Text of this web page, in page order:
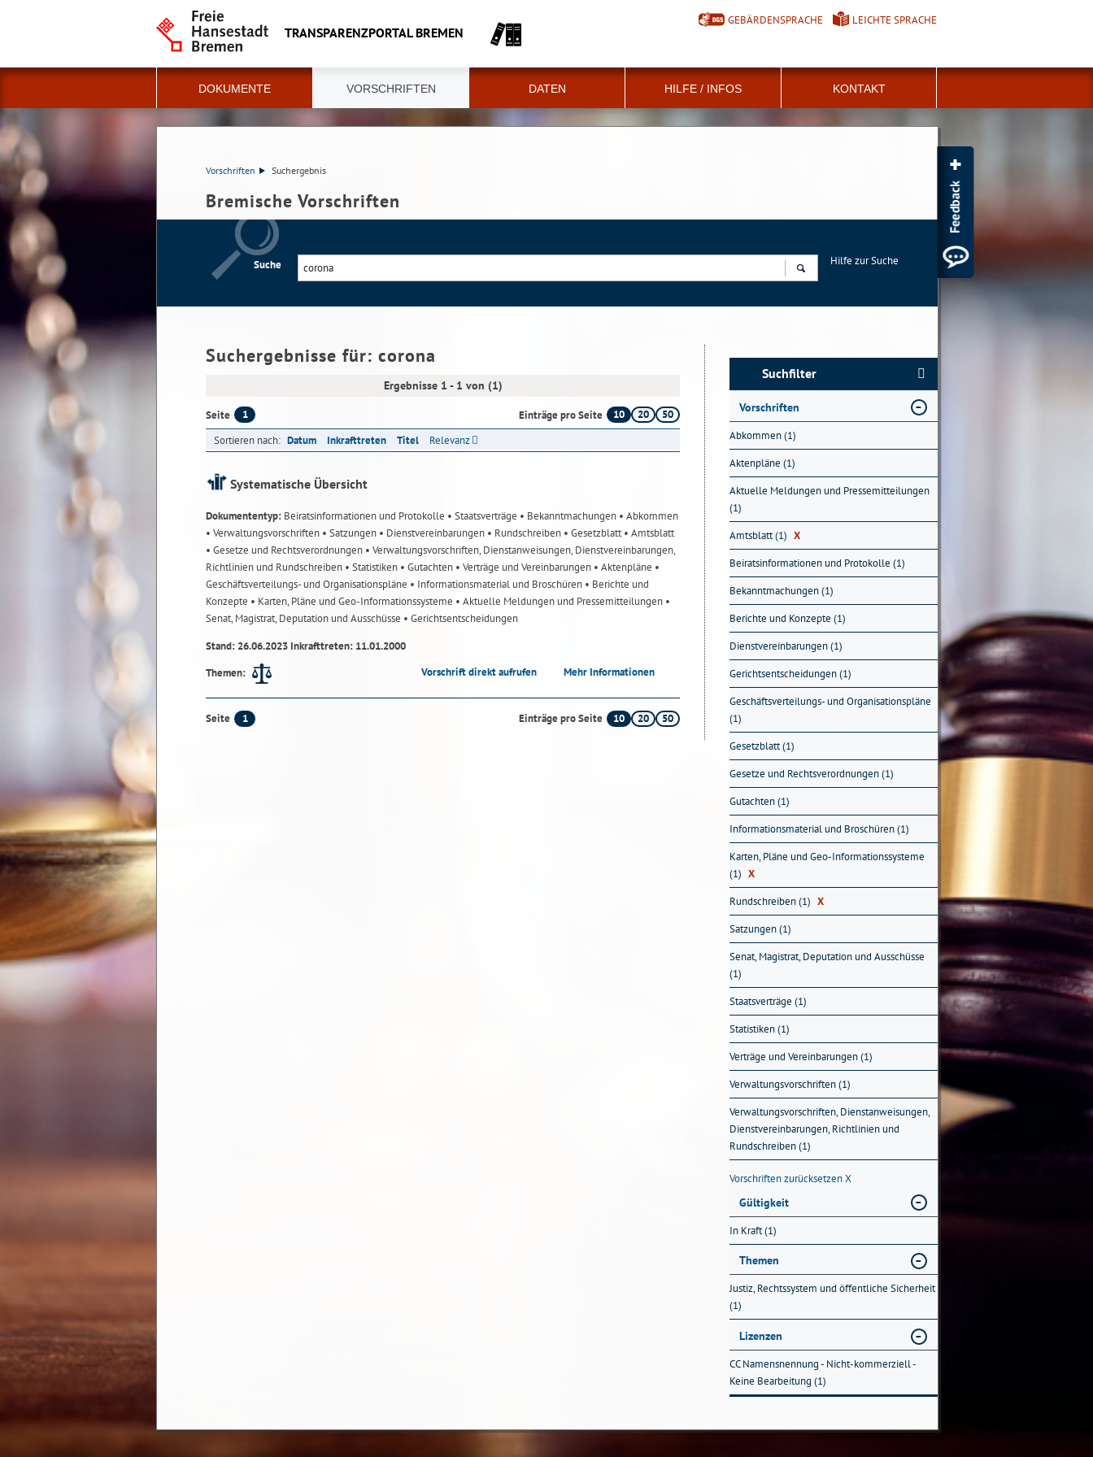
TRANSPARENZPORTAL BREMEN
GEBÄRDENSPRACHE LEICHTE SPRACHE
DOKUMENTE VORSCHRIFTEN DATEN HILFE / INFOS KONTAKT
Vorschriften Suchergebnis
Bremische Vorschriften
Suche
Hilfe zur Suche
Suchergebnisse für: corona
Ergebnisse 1 - 1 von (1)
Seite 1 Einträge pro Seite 10 20
50
Sortieren nach: Datum Inkrafttreten Titel Relevanz
Systematische Übersicht
Dokumententyp: Beiratsinformationen und Protokolle • Staatsverträge • Bekanntmachungen • Abkommen
• Verwaltungsvorschriften • Satzungen • Dienstvereinbarungen • Rundschreiben • Gesetzblatt• Amtsblatt
• Gesetze und Rechtsverordnungen • Verwaltungsvorschriften, Dienstanweisungen, Dienstvereinbarungen,
Richtlinien und Rundschreiben • Statistiken • Gutachten • Verträge und Vereinbarungen • Aktenpläne •
Geschäftsverteilungs- und Organisationspläne • Informationsmaterial und Broschüren • Berichte und
Konzepte • Karten, Pläne und Geo-Informationssysteme • Aktuelle Meldungen und Pressemitteilungen •
Senat, Magistrat, Deputation und Ausschüsse • Gerichtsentscheidungen
Stand: 26.06.2023 Inkrafttreten: 11.01.2000
Themen:
Vorschrift direkt aufrufen Mehr Informationen
Seite 1 Einträge pro Seite 10 20 50
Suchfilter
Vorschriften
Abkommen (1)
Aktenpläne (1)
Aktuelle Meldungen und Pressemitteilungen
(1)
Amtsblatt (1) X
Beiratsinformationen und Protokolle (1)
Bekanntmachungen (1)
Berichte und Konzepte (1)
Dienstvereinbarungen (1)
Gerichtsentscheidungen (1)
Geschäftsverteilungs- und Organisationspläne
(1)
Gesetzblatt (1)
Gesetze und Rechtsverordnungen (1)
Gutachten (1)
Informationsmaterial und Broschüren (1)
Karten, Pläne und Geo-Informationssysteme
(1) X
Rundschreiben (1) X
Satzungen (1)
Senat, Magistrat, Deputation und Ausschüsse
(1)
Staatsverträge (1)
Statistiken (1)
Verträge und Vereinbarungen (1)
Verwaltungsvorschriften (1)
Verwaltungsvorschriften, Dienstanweisungen,
Dienstvereinbarungen, Richtlinien und
Rundschreiben (1)
Vorschriften zurücksetzenX
Gültigkeit
In Kraft (1)
Themen
Justiz, Rechtssystem und öffentliche Sicherheit
(1)
Lizenzen
CC Namensnennung - Nicht-kommerziell -
Keine Bearbeitung (1)